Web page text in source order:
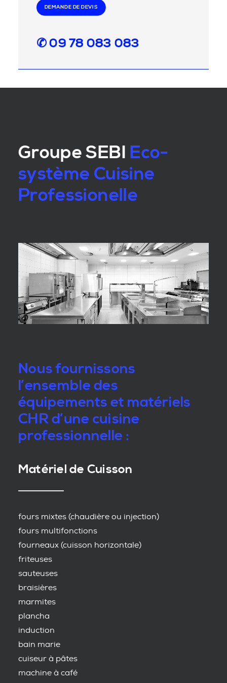
DEMANDE DE DEVIS
✆ 09 78 083 083
Groupe SEBI Eco-
système Cuisine
Professionelle
Nous fournissons
l’ensemble des
équipements et matériels
CHR d’une cuisine
professionnelle :
Matériel de Cuisson
fours mixtes (chaudière ou injection)
fours multifonctions
fourneaux (cuisson horizontale)
friteuses
sauteuses
braisières
marmites
plancha
induction
bain marie
cuiseur à pâtes
machine à café